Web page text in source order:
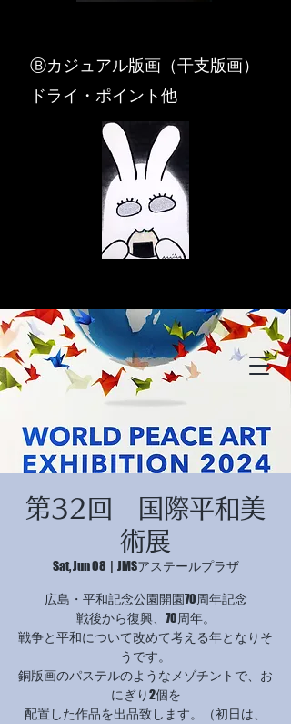
​Ⓑカジュアル版画（干支版画）
ドライ・ポイント他
© Copyright
第32回 国際平和美
術展
Sat, Jun 08
  |
JMSアステールプラザ
広島・平和記念公園開園70周年記念
戦後から復興、70周年。
戦争と平和について改めて考える年となりそ
うです。
銅版画のパステルのようなメゾチントで、お
にぎり2個を
配置した作品を出品致します。（初日は、